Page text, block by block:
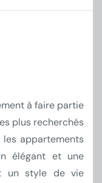
à faire partie
plus recherchés
appartements
élégant et une
un style de vie